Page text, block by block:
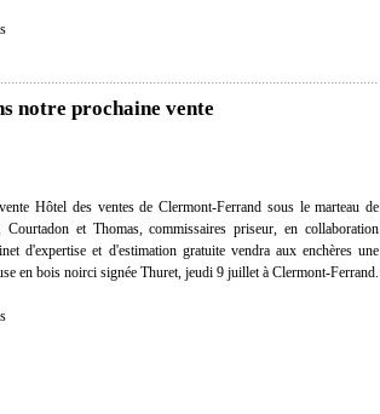
notre prochaine vente
Hôtel des ventes de Clermont-Ferrand sous le marteau de
Courtadon et Thomas, commissaires priseur, en collaboration
d'expertise et d'estimation gratuite vendra aux enchères une
en bois noirci signée Thuret, jeudi 9 juillet à Clermont-Ferrand.